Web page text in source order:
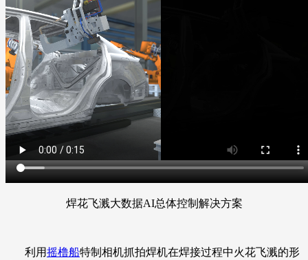
焊花飞溅大数据AI总体控制解决方案
利用摇橹船特制相机抓拍焊机在焊接过程中火花飞溅的形